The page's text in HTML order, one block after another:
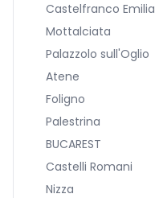
Castelfranco Emilia
Mottalciata
Palazzolo sull'Oglio
Atene
Foligno
Palestrina
BUCAREST
Castelli Romani
Nizza